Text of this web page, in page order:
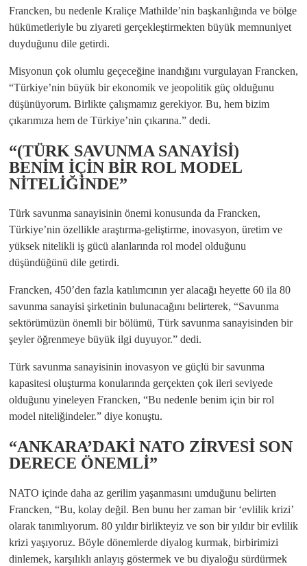
Francken, bu nedenle Kraliçe Mathilde’nin başkanlığında ve bölge
hükümetleriyle bu ziyareti gerçekleştirmekten büyük memnuniyet
duyduğunu dile getirdi.
Misyonun çok olumlu geçeceğine inandığını vurgulayan Francken,
“Türkiye’nin büyük bir ekonomik ve jeopolitik güç olduğunu
düşünüyorum. Birlikte çalışmamız gerekiyor. Bu, hem bizim
çıkarımıza hem de Türkiye’nin çıkarına.” dedi.
“(TÜRK SAVUNMA SANAYİSİ)
BENİM İÇİN BİR ROL MODEL
NİTELİĞİNDE”
Türk savunma sanayisinin önemi konusunda da Francken,
Türkiye’nin özellikle araştırma-geliştirme, inovasyon, üretim ve
yüksek nitelikli iş gücü alanlarında rol model olduğunu
düşündüğünü dile getirdi.
Francken, 450’den fazla katılımcının yer alacağı heyette 60 ila 80
savunma sanayisi şirketinin bulunacağını belirterek, “Savunma
sektörümüzün önemli bir bölümü, Türk savunma sanayisinden bir
şeyler öğrenmeye büyük ilgi duyuyor.” dedi.
Türk savunma sanayisinin inovasyon ve güçlü bir savunma
kapasitesi oluşturma konularında gerçekten çok ileri seviyede
olduğunu yineleyen Francken, “Bu nedenle benim için bir rol
model niteliğindeler.” diye konuştu.
“ANKARA’DAKİ NATO ZİRVESİ SON
DERECE ÖNEMLİ”
NATO içinde daha az gerilim yaşanmasını umduğunu belirten
Francken, “Bu, kolay değil. Ben bunu her zaman bir ‘evlilik krizi’
olarak tanımlıyorum. 80 yıldır birlikteyiz ve son bir yıldır bir evlilik
krizi yaşıyoruz. Böyle dönemlerde diyalog kurmak, birbirimizi
dinlemek, karşılıklı anlayış göstermek ve bu diyaloğu sürdürmek